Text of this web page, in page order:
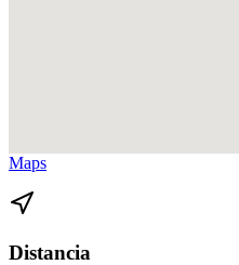
Maps
Distancia